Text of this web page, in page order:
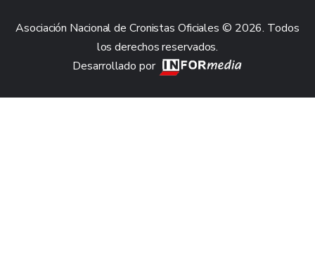
Asociación Nacional de Cronistas Oficiales © 2026. Todos
los derechos reservados.
Desarrollado por